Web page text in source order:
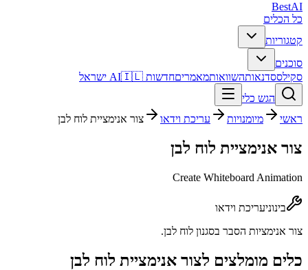
BestAI
כל הכלים
קטגוריות
סוכנים
סקילססדנאותהשוואותמאמריםחדשות AI 🇮🇱 ישראל
הגש כלי
ראשי
מיומנויות עריכת וידאו צור אנימציית לוח לבן
צור אנימציית לוח לבן
Create Whiteboard Animation
בינוניעריכת וידאו
צור אנימציות הסבר בסגנון לוח לבן.
כלים מומלצים לצור אנימציית לוח לבן